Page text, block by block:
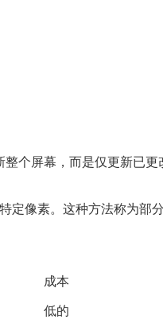
个屏幕，而是仅更新已
定像素。这种方法称为部
成本
低的